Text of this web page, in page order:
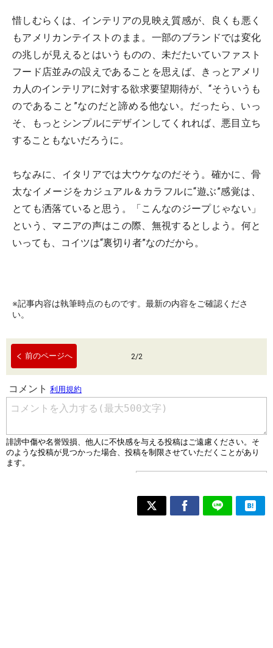
惜しむらくは、インテリアの見映え質感が、良くも悪く
もアメリカンテイストのまま。一部のブランドでは変化
の兆しが見えるとはいうものの、未だたいていファスト
フード店並みの設えであることを思えば、きっとアメリ
カ人のインテリアに対する欲求要望期待が、“そういうも
のであること”なのだと諦める他ない。だったら、いっ
そ、もっとシンプルにデザインしてくれれば、悪目立ち
することもないだろうに。
ちなみに、イタリアでは大ウケなのだそう。確かに、骨
太なイメージをカジュアル＆カラフルに“遊ぶ”感覚は、
とても洒落ていると思う。「こんなのジープじゃない」
という、マニアの声はこの際、無視するとしよう。何と
いっても、コイツは“裏切り者”なのだから。
※記事内容は執筆時点のものです。最新の内容をご確認くださ
い。
前のページへ 2/2